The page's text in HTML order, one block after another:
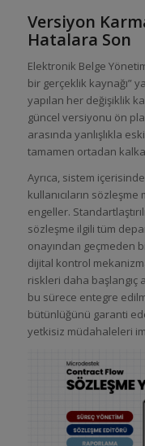
Versiyon
Hatalara Son
Elektronik Belge
bir gerçeklik kaynağı”
yapılan her değişiklik
güncel versiyonu ön
arasında yanlışlıkla
tamamen ortadan
Ayrıca, sistem
kullanıcıların
engeller.
sözleşme ilgili tüm
onayından geçmeden
dijital kontrol
riskleri daha başlangıç
bu sürece entegre
bütünlüğünü garanti
yetkisiz müdahaleleri